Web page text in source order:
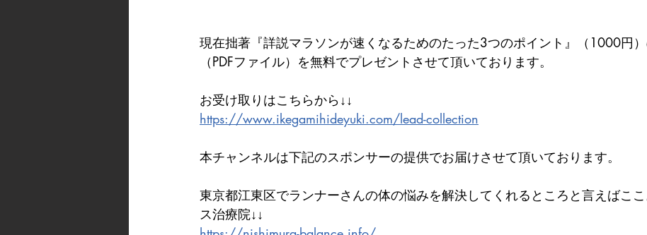
現在拙著『詳説マラソンが速くなるためのたった3つのポイント』（1000円
（PDFファイル）を無料でプレゼントさせて頂いております。
お受け取りはこちらから↓↓
https://www.ikegamihideyuki.com/lead-collection
本チャンネルは下記のスポンサーの提供でお届けさせて頂いております。
東京都江東区でランナーさんの体の悩みを解決してくれるところと言えばこ
ス治療院↓↓